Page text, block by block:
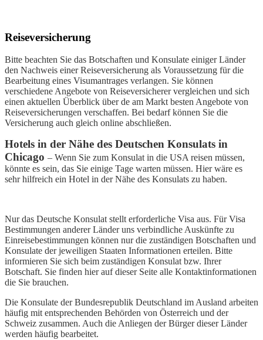
Reiseversicherung
Bitte beachten Sie das Botschaften und Konsulate einiger Länder
den Nachweis einer Reiseversicherung als Voraussetzung für die
Bearbeitung eines Visumantrages verlangen. Sie können
verschiedene Angebote von Reiseversicherer vergleichen und sich
einen aktuellen Überblick über de am Markt besten Angebote von
Reiseversicherungen verschaffen. Bei bedarf können Sie die
Versicherung auch gleich online abschließen.
Hotels in der Nähe des Deutschen Konsulats in
Chicago – Wenn Sie zum Konsulat in die USA reisen müssen,
könnte es sein, das Sie einige Tage warten müssen. Hier wäre es
sehr hilfreich ein Hotel in der Nähe des Konsulats zu haben.
Nur das Deutsche Konsulat stellt erforderliche Visa aus. Für Visa
Bestimmungen anderer Länder uns verbindliche Auskünfte zu
Einreisebestimmungen können nur die zuständigen Botschaften und
Konsulate der jeweiligen Staaten Informationen erteilen. Bitte
informieren Sie sich beim zuständigen Konsulat bzw. Ihrer
Botschaft. Sie finden hier auf dieser Seite alle Kontaktinformationen
die Sie brauchen.
Die Konsulate der Bundesrepublik Deutschland im Ausland arbeiten
häufig mit entsprechenden Behörden von Österreich und der
Schweiz zusammen. Auch die Anliegen der Bürger dieser Länder
werden häufig bearbeitet.